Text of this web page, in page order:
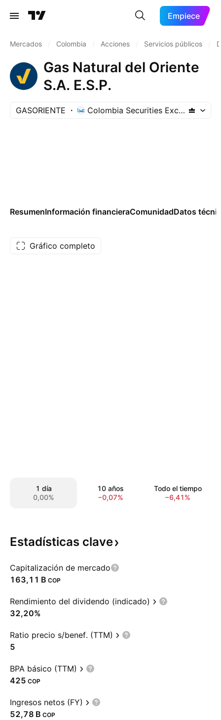
Empiece
Mercados Colombia Acciones Servicios públicos
Gas Natural del Oriente
S.A. E.S.P.
GASORIENTE Colombia Securities Exchange
ResumenInformación financieraComunidadDatos
Gráfico completo
1 día
0,00%
10 años
−0,07%
Todo el tiempo
−6,41%
Estadísticas clave
Capitalización de mercado
‪163,11 B‬ COP
Rendimiento del dividendo (indicado)
32,20%
Ratio precio s/benef. (TTM)
5
BPA básico (TTM)
425 COP
Ingresos netos (FY)
‪52,78 B‬ COP